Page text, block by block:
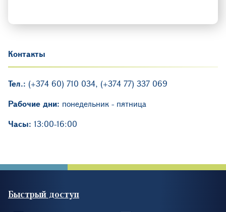
Контакты
Тел.: (+374 60) 710 034, (+374 77) 337 069
Рабочие дни: понедельник - пятница
Часы: 13։00-16։00
Быстрый доступ